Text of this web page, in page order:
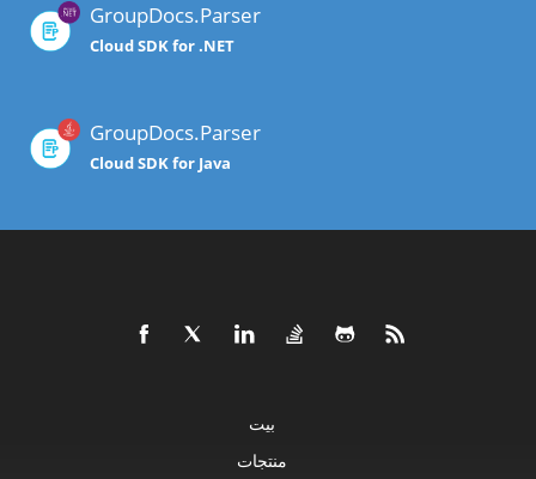
GroupDocs.Parser
Cloud SDK for .NET
GroupDocs.Parser
Cloud SDK for Java
بيت
منتجات